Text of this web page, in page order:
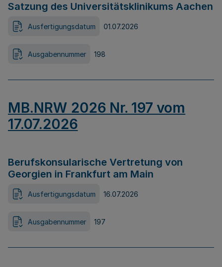
Satzung des Universitätsklinikums Aachen
Ausfertigungsdatum 01.07.2026
Ausgabennummer 198
MB.NRW 2026 Nr. 197 vom
17.07.2026
Berufskonsularische Vertretung von
Georgien in Frankfurt am Main
Ausfertigungsdatum 16.07.2026
Ausgabennummer 197